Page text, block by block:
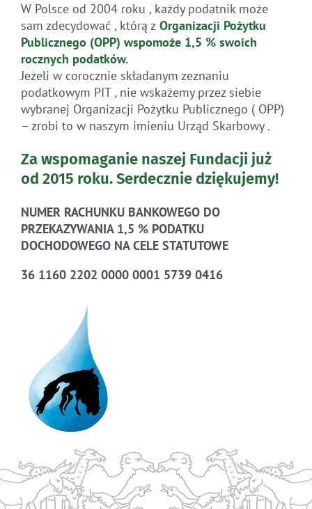
W Polsce od 2004 roku , każdy podatnik może
sam zdecydować , którą zOrganizacji Pożytku
Publicznego (OPP) wspomoże 1,5 % swoich
rocznych podatków.
Jeżeli w corocznie składanym zeznaniu
podatkowym PIT , nie wskażemy przez siebie
wybranej Organizacji Pożytku Publicznego ( OPP)
– zrobi to w naszym imieniu Urząd Skarbowy .
Za wspomaganie naszej Fundacji już
od 2015 roku.Serdecznie dziękujemy!
NUMER RACHUNKU BANKOWEGO DO
PRZEKAZYWANIA 1,5 % PODATKU
DOCHODOWEGO NA CELE STATUTOWE
36 1160 2202 0000 0001 5739 0416